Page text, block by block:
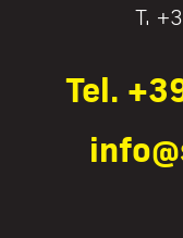
T.
Tel.